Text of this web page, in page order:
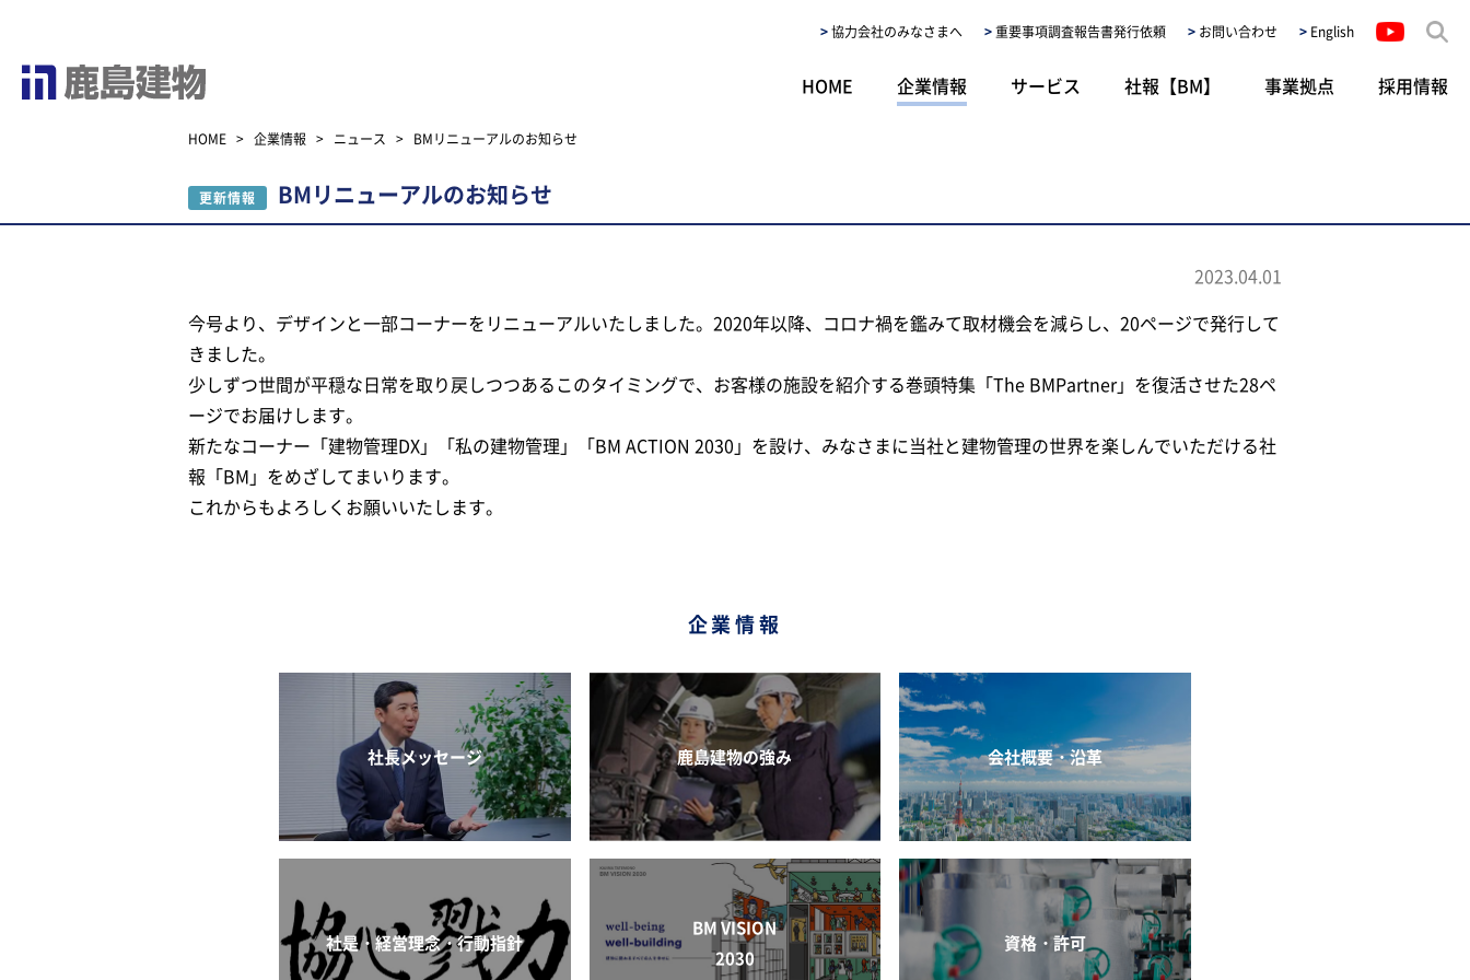
協力会社のみなさまへ 重要事項調査報告書発行依頼 お問い合わせ English
HOME 企業情報 サービス 社報【BM】 事業拠点 採用情報
HOME > 企業情報 > ニュース > BMリニューアルのお知らせ
更新情報 BMリニューアルのお知らせ
2023.04.01
今号より、デザインと一部コーナーをリニューアルいたしました。2020年以降、コロナ禍を鑑みて取材機会を減らし、20ページで発行して
きました。
少しずつ世間が平穏な日常を取り戻しつつあるこのタイミングで、お客様の施設を紹介する巻頭特集「The BMPartner」を復活させた28ペ
ージでお届けします。
新たなコーナー「建物管理DX」「私の建物管理」「BM ACTION 2030」を設け、みなさまに当社と建物管理の世界を楽しんでいただける社
報「BM」をめざしてまいります。
これからもよろしくお願いいたします。
企業情報
社長メッセージ 鹿島建物の強み 会社概要・沿革
社是・経営理念・行動指針
BM VISION
2030
資格・許可